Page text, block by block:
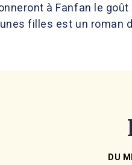
à Fanfan le
filles est un roman
DU